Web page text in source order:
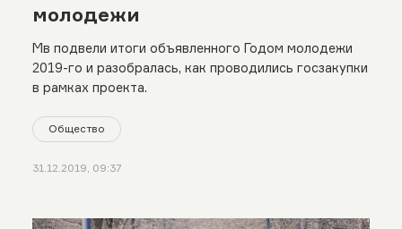
молодежи
Мв подвели итоги объявленного Годом молодежи
2019-го и разобралась, как проводились госзакупки
в рамках проекта.
Общество
31.12.2019, 09:37